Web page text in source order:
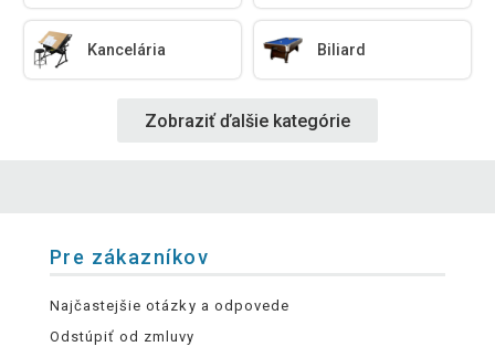
Kancelária Biliard
Zobraziť ďalšie kategórie
Pre zákazníkov
Najčastejšie otázky a odpovede
Odstúpiť od zmluvy